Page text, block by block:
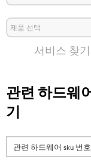
서비스 찾기
관련 하드웨
기